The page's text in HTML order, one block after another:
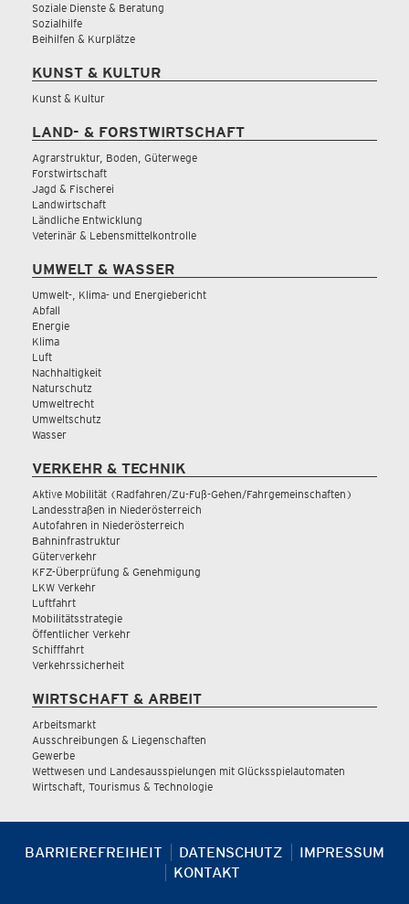
Soziale Dienste & Beratung
Sozialhilfe
Beihilfen & Kurplätze
KUNST & KULTUR
Kunst & Kultur
LAND- & FORSTWIRTSCHAFT
Agrarstruktur, Boden, Güterwege
Forstwirtschaft
Jagd & Fischerei
Landwirtschaft
Ländliche Entwicklung
Veterinär & Lebensmittelkontrolle
UMWELT & WASSER
Umwelt-, Klima- und Energiebericht
Abfall
Energie
Klima
Luft
Nachhaltigkeit
Naturschutz
Umweltrecht
Umweltschutz
Wasser
VERKEHR & TECHNIK
Aktive Mobilität (Radfahren/Zu-Fuß-Gehen/Fahrgemeinschaften)
Landesstraßen in Niederösterreich
Autofahren in Niederösterreich
Bahninfrastruktur
Güterverkehr
KFZ-Überprüfung & Genehmigung
LKW Verkehr
Luftfahrt
Mobilitätsstrategie
Öffentlicher Verkehr
Schifffahrt
Verkehrssicherheit
WIRTSCHAFT & ARBEIT
Arbeitsmarkt
Ausschreibungen & Liegenschaften
Gewerbe
Wettwesen und Landesausspielungen mit Glücksspielautomaten
Wirtschaft, Tourismus & Technologie
BARRIEREFREIHEIT DATENSCHUTZ
IMPRESSUM
KONTAKT